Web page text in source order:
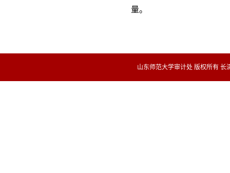
量。
山东师范大学审计处 版权所有 长